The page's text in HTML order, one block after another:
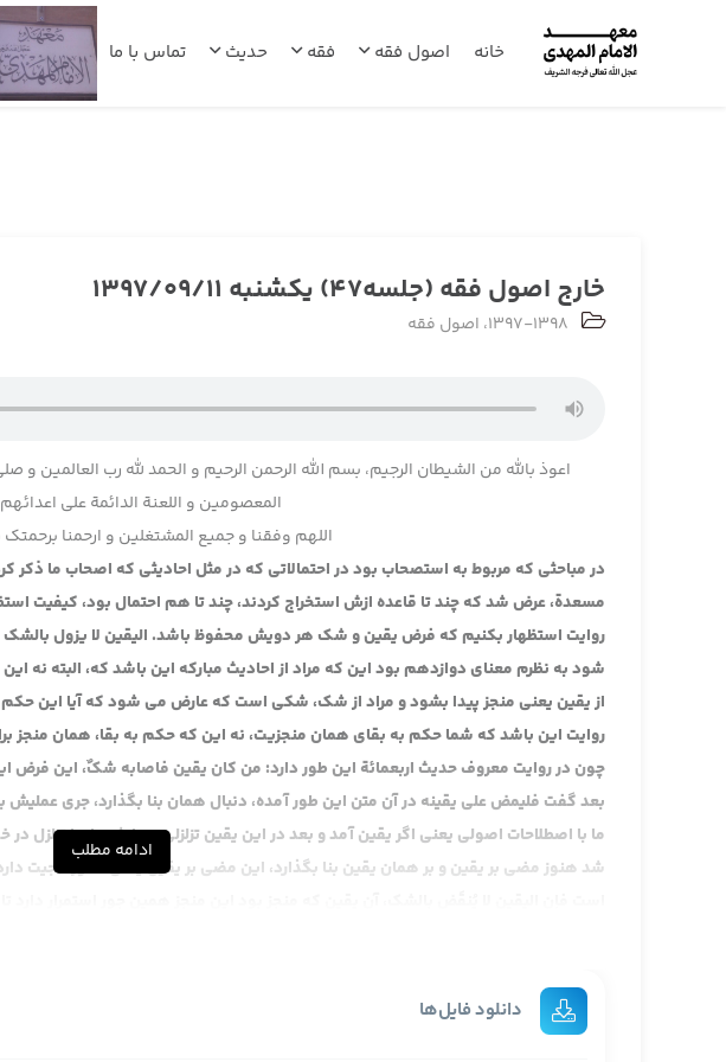
خانه اصول فقه فقه حدیث تماس با ما
خارج اصول فقه (جلسه47) یکشنبه 1397/09/11
1397-1398، اصول فقه
اعوذ بالله من الشیطان الرجیم، بسم الله الرحمن الرحیم و الحمد لله رب العالمین و
المعصومین و اللعنة الدائمة علی
اللهم وفقنا و جمیع المشتغلین و ارحمنا برحمتک
در مباحثی که مربوط به استصحاب بود در احتمالاتی که در مثل احادیثی که اصحاب ما
مسعدة، عرض شد که چند تا قاعده ازش استخراج کردند، چند تا هم احتمال بود، کیفیت
روایت استظهار بکنیم که فرض یقین و شک هر دویش محفوظ باشد. الیقین لا یزول
شود به نظرم معنای دوازدهم بود این که مراد از احادیث مبارکه این باشد که، البته
از یقین یعنی منجز پیدا بشود و مراد از شک، شکی است که عارض می شود که آیا این حکم
روایت این باشد که شما حکم به بقای همان منجزیت، نه این که حکم به بقا، همان منجز
چون در روایت معروف حدیث اربعمائة این طور دارد: من کان یقین فاصابه شکٌ، این
بعد گفت فلیمض علی یقینه در آن متن این طور آمده، دنبال همان بنا بگذارد، جری عملیش
ما با اصطلاحات اصولی یعنی اگر یقین آمد و بعد در این یقین تزلزلی پیدا شد طبعا تزلزل
شد هنوز مضی بر یقین و بر همان یقین بنا بگذارد، این مضی بر یقین یعنی هنوز حجیت
قاعده ای که در مسلمان در اول بود در مراحل بعدی هم هست، آن یقین که در اول بود
حتی یسمع صوتا، تا خودش واضح نشود حتی یسمع کنایه از این است که آن مطلب فی
ادامه مطلب
دانلود فایل‌ها